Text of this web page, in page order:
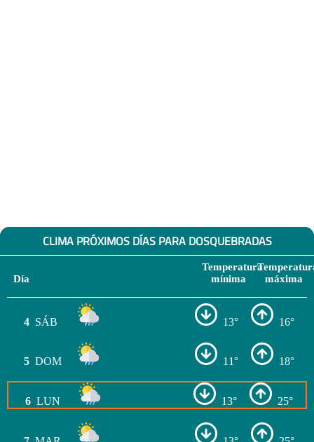
CLIMA PRÓXIMOS DÍAS PARA DOSQUEBRADAS
Día
Temperatura
mínima
máxima
4 SÁB 13° 16°
5 DOM 11° 18°
6 LUN 13° 25°